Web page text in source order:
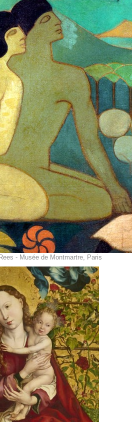
- Musée de Montmartre, Paris